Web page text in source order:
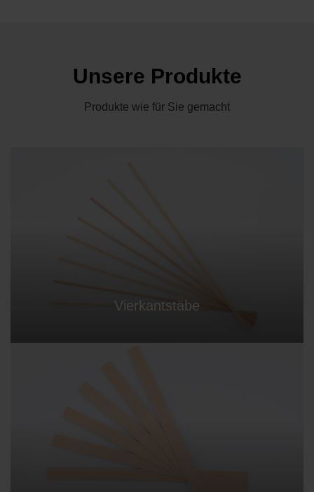
Unsere Produkte
Produkte wie für Sie gemacht
Vierkantstäbe